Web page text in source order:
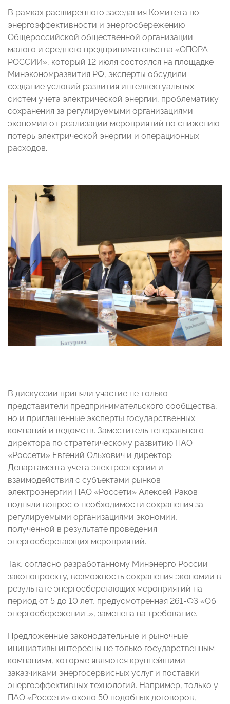
В рамках расширенного заседания Комитета по
энергоэффективности и энергосбережению
Общероссийской общественной организации
малого и среднего предпринимательства «ОПОРА
РОССИИ», который 12 июля состоялся на площадке
Минэкономразвития РФ, эксперты обсудили
создание условий развития интеллектуальных
систем учета электрической энергии, проблематику
сохранения за регулируемыми организациями
экономии от реализации мероприятий по снижению
потерь электрической энергии и операционных
расходов.
В дискуссии приняли участие не только
представители предпринимательского сообщества,
но и приглашенные эксперты государственных
компаний и ведомств. Заместитель генерального
директора по стратегическому развитию ПАО
«Россети» Евгений Ольхович и директор
Департамента учета электроэнергии и
взаимодействия с субъектами рынков
электроэнергии ПАО «Россети» Алексей Раков
подняли вопрос о необходимости сохранения за
регулируемыми организациями экономии,
полученной в результате проведения
энергосберегающих мероприятий.
Так, согласно разработанному Минэнерго России
законопроекту, возможность сохранения экономии в
результате энергосберегающих мероприятий на
период от 5 до 10 лет, предусмотренная 261-ФЗ «Об
энергосбережении…», заменена на требование.
Предложенные законодательные и рыночные
инициативы интересны не только государственным
компаниям, которые являются крупнейшими
заказчиками энергосервисных услуг и поставки
энергоэффективных технологий. Например, только у
ПАО «Россети» около 50 подобных договоров,